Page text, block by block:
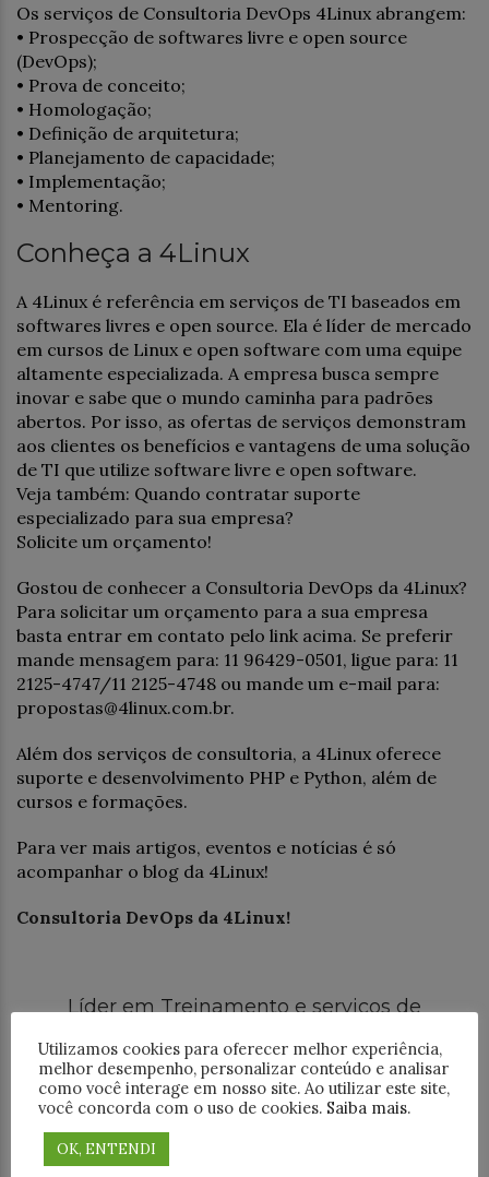
Os serviços de Consultoria DevOps 4Linux abrangem:
• Prospecção de softwares livre e open source
(DevOps);
• Prova de conceito;
• Homologação;
• Definição de arquitetura;
• Planejamento de capacidade;
• Implementação;
• Mentoring.
Conheça a 4Linux
A 4Linux é referência em serviços de TI baseados em
softwares livres e open source. Ela é líder de mercado
em cursos de Linux e open software com uma equipe
altamente especializada. A empresa busca sempre
inovar e sabe que o mundo caminha para padrões
abertos. Por isso, as ofertas de serviços demonstram
aos clientes os benefícios e vantagens de uma solução
de TI que utilize software livre e open software.
Veja também: Quando contratar suporte
especializado para sua empresa?
Solicite um orçamento!
Gostou de conhecer a Consultoria DevOps da 4Linux?
Para solicitar um orçamento para a sua empresa
basta entrar em contato pelo link acima. Se preferir
mande mensagem para: 11 96429-0501, ligue para: 11
2125-4747/11 2125-4748 ou mande um e-mail para:
propostas@4linux.com.br.
Além dos serviços de consultoria, a 4Linux oferece
suporte e desenvolvimento PHP e Python, além de
cursos e formações.
Para ver mais artigos, eventos e notícias é só
acompanhar o blog da 4Linux!
Consultoria DevOps da 4Linux!
Líder em Treinamento e serviços de
mundo open source. Conheça nossas
soluções:
CURSOS CONSULTORIA
Utilizamos cookies para oferecer melhor experiência,
melhor desempenho, personalizar conteúdo e analisar
como você interage em nosso site. Ao utilizar este site,
você concorda com o uso de cookies. Saiba mais.
OK, ENTENDI